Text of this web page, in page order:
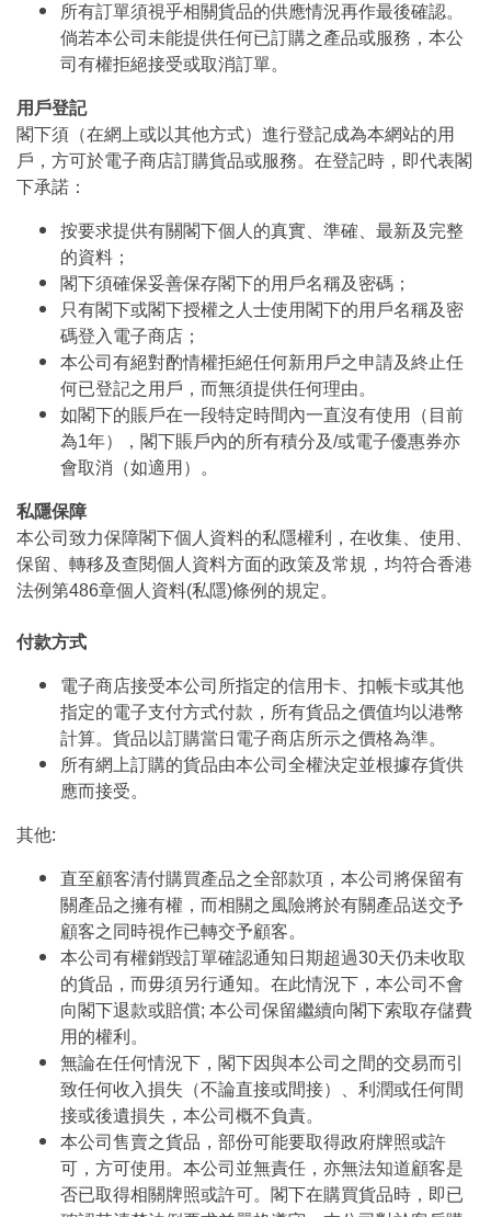
所有訂單須視乎相關貨品的供應情況再作最後確認。
倘若本公司未能提供任何已訂購之產品或服務，本公
司有權拒絕接受或取消訂單。
用戶登記
閣下須（在網上或以其他方式）進行登記成為本網站的用
戶，方可於電子商店訂購貨品或服務。在登記時，即代表閣
下承諾：
按要求提供有關閣下個人的真實、準確、最新及完整
的資料；
閣下須確保妥善保存閣下的用戶名稱及密碼；
只有閣下或閣下授權之人士使用閣下的用戶名稱及密
碼登入電子商店；
本公司有絕對酌情權拒絕任何新用戶之申請及終止任
何已登記之用戶，而無須提供任何理由。
如閣下的賬戶在一段特定時間內一直沒有使用（目前
為1年），閣下賬戶內的所有積分及/或電子優惠券亦
會取消（如適用）。
私隱保障
本公司致力保障閣下個人資料的私隱權利，在收集、使用、
保留、轉移及查閱個人資料方面的政策及常規，均符合香港
法例第486章個人資料(私隱)條例的規定。
付款方式
電子商店接受本公司所指定的信用卡、扣帳卡或其他
指定的電子支付方式付款，所有貨品之價值均以港幣
計算。貨品以訂購當日電子商店所示之價格為準。
所有網上訂購的貨品由本公司全權決定並根據存貨供
應而接受。
其他:
直至顧客清付購買產品之全部款項，本公司將保留有
關產品之擁有權，而相關之風險將於有關產品送交予
顧客之同時視作已轉交予顧客。
本公司有權銷毀訂單確認通知日期超過30天仍未收取
的貨品，而毋須另行通知。在此情況下，本公司不會
向閣下退款或賠償; 本公司保留繼續向閣下索取存儲費
用的權利。
無論在任何情況下，閣下因與本公司之間的交易而引
致任何收入損失（不論直接或間接）、利潤或任何間
接或後遺損失，本公司概不負責。
本公司售賣之貨品，部份可能要取得政府牌照或許
可，方可使用。本公司並無責任，亦無法知道顧客是
否已取得相關牌照或許可。閣下在購買貨品時，即已